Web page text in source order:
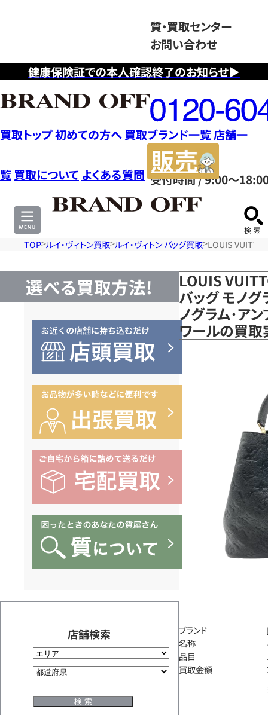
健康保険証での本人確認終了のお知らせ▶
質・買取センター
お問い合わせ
フ
リ
ー
ダ
イ
ヤ
ル
0120604117
受付時間 / 9:00～
買取トップ初めての方へ 買取ブランド一覧店舗一
覧 買取について よくある質問
サ
TOP ルイ・ヴィトン買取 ルイ・ヴィトン バッグ買取 LOUIS
選べる買取方法!
店舗検索
LOUIS
バッグ モノグ
ノグラム･ア
ワールの買取
ブランド
名称
品目
買取金額